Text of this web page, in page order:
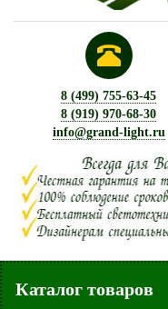
8 (499) 755-63-45
8 (919) 970-68-30
info@grand-light.ru
Каталог товаров